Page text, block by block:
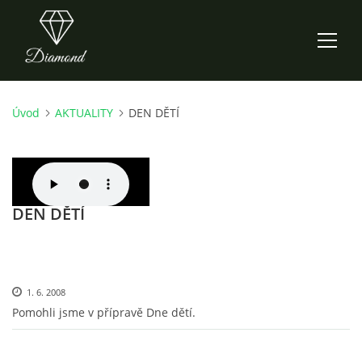
ÚVOD
AKTUALITY
O NÁS
CO NOVÉHO ZKOUŠÍME
Úvod AKTUALITY DEN DĚTÍ
DEN DĚTÍ
1. 6. 2008
Pomohli jsme v přípravě Dne dětí.